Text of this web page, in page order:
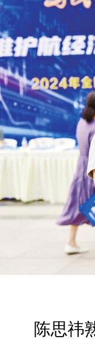
陈思祎熟